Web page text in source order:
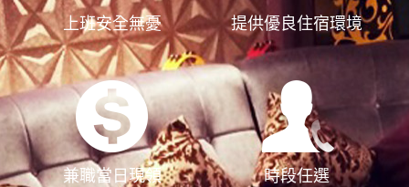
上班安全無憂 提供優良住宿環境
兼職當日現領 時段任選